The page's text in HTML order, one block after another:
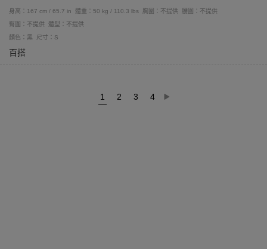
身高：167 cm / 65.7 in 體重：50 kg / 110.3 lbs 胸圍：不提供
腰圍：不提供
臀圍：不提供
體型：不提供
顏色：黑
尺寸：S
百搭
1 2 3 4